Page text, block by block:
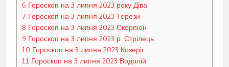
6 Гороскоп на 3 липня 2023 року Діва
7 Гороскоп на 3 липня 2023 Терези
8 Гороскоп на 3 липня 2023 Скорпіон
9 Гороскоп на 3 липня 2023 р. Стрілець
10 Гороскоп на 3 липня 2023 Козеріг
11 Гороскоп на 3 липня 2023 Водолій